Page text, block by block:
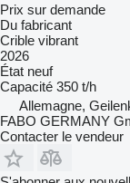
Prix sur demande
Du fabricant
Crible vibrant
2026
État neuf
Capacité 350 t/h
Allemagne,
FABO GERMANY
Contacter le vendeur